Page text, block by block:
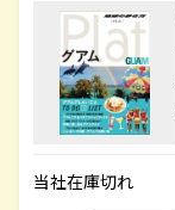
当社在庫切れ